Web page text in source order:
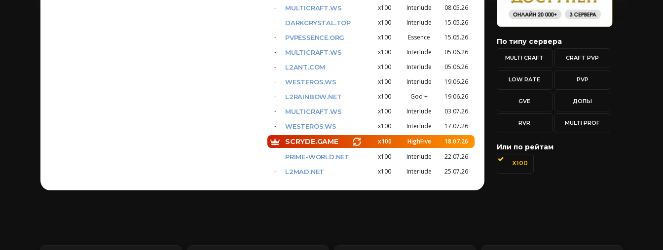
MULTICRAFT.WS x100 Interlude 08.05.26
DARKCRYSTAL.TOP x100 Interlude 15.05.26
PVPESSENCE.ORG x100 Essence 15.05.26
MULTICRAFT.WS x100 Interlude 05.06.26
L2ANT.COM x100 Interlude 05.06.26
WESTEROS.WS x100 Interlude 19.06.26
L2RAINBOW.NET x100 God + 19.06.26
MULTICRAFT.WS x100 Interlude 03.07.26
WESTEROS.WS x100 Interlude 17.07.26
SCRYDE.GAME x100 HighFive 18.07.26
PRIME-WORLD.NET x100 Interlude 22.07.26
L2MAD.NET x100 Interlude 25.07.26
По типу сервера
MULTI CRAFT CRAFT PVP
LOW RATE PVP
GVE ДОПЫ
RVR MULTI PROF
Или по рейтам
X100